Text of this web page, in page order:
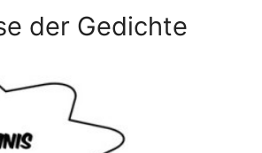
der Gedichte